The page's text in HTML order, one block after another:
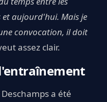
aujourd'hui. Mais je
convocation, il doit
assez clair.
a été